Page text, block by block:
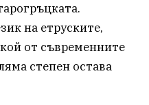
на етруските,
от съвременните
степен остава